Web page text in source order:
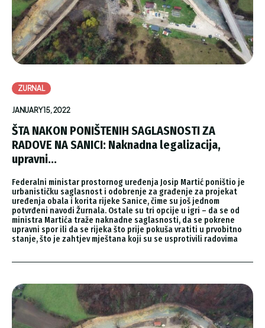
ZURNAL
JANUARY 15, 2022
ŠTA NAKON PONIŠTENIH SAGLASNOSTI ZA
RADOVE NA SANICI: Naknadna legalizacija,
upravni...
Federalni ministar prostornog uređenja Josip Martić poništio je
urbanističku saglasnost i odobrenje za građenje za projekat
uređenja obala i korita rijeke Sanice, čime su još jednom
potvrđeni navodi Žurnala. Ostale su tri opcije u igri – da se od
ministra Martića traže naknadne saglasnosti, da se pokrene
upravni spor ili da se rijeka što prije pokuša vratiti u prvobitno
stanje, što je zahtjev mještana koji su se usprotivili radovima